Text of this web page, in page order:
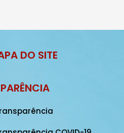
DO SITE